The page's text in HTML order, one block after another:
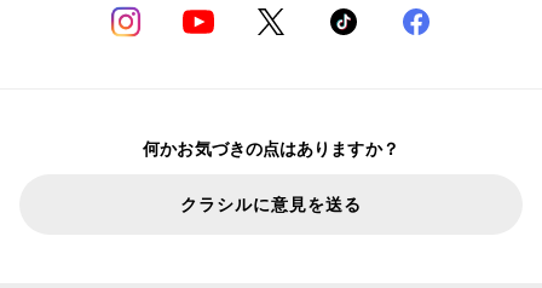
何かお気づきの点はありますか？
クラシルに意見を送る